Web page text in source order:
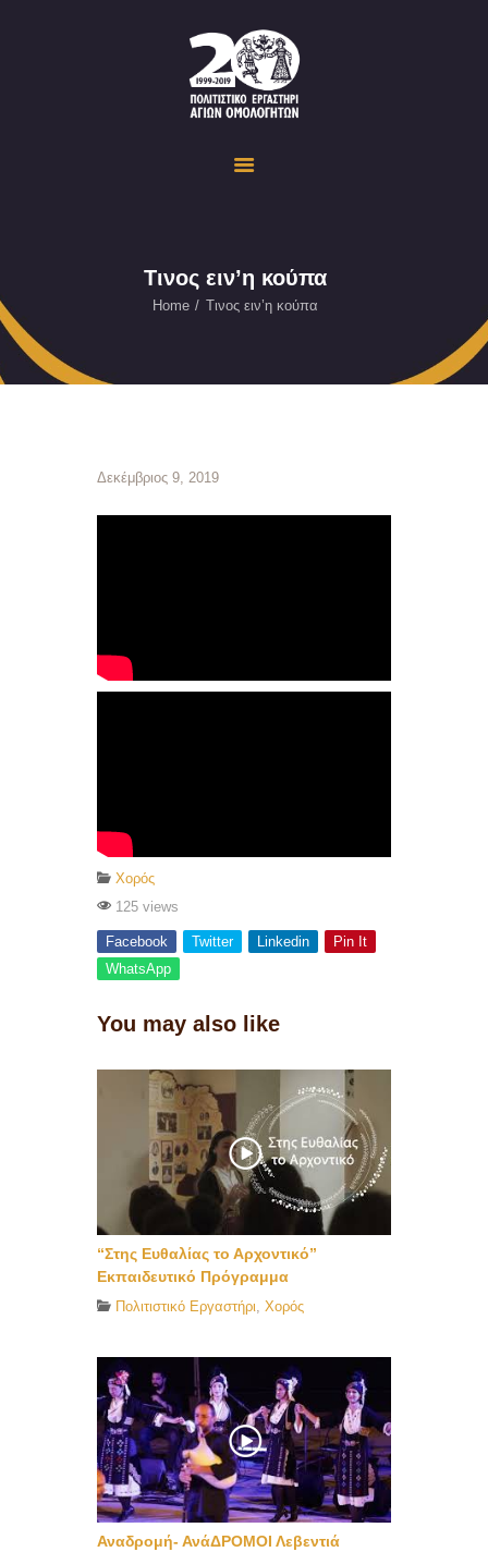
Τινος ειν’η κούπα
Home Τινος ειν’η κούπα
Politistiko Ergastiri Ayion Omoloyiton
The Cultural Workshop in Ayioi Omoloyites and its actions and activities
ENGLISH
Δεκέμβριος 9, 2019
Χορός
125 views
Facebook Twitter Linkedin
Pin It
WhatsApp
You may also like
“Στης Ευθαλίας το Αρχοντικό”
Εκπαιδευτικό Πρόγραμμα
Πολιτιστικό Εργαστήρι, Χορός
Αναδρομή- ΑνάΔΡΟΜΟΙ Λεβεντιά